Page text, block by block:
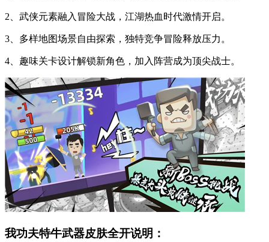
2、武侠元素融入冒险大战，江湖热血时代激情开启。
3、多样地图场景自由探索，独特竞争冒险释放压力。
4、趣味关卡设计解锁新角色，加入阵营成为顶尖战士。
我功夫特牛武器皮肤全开说明：